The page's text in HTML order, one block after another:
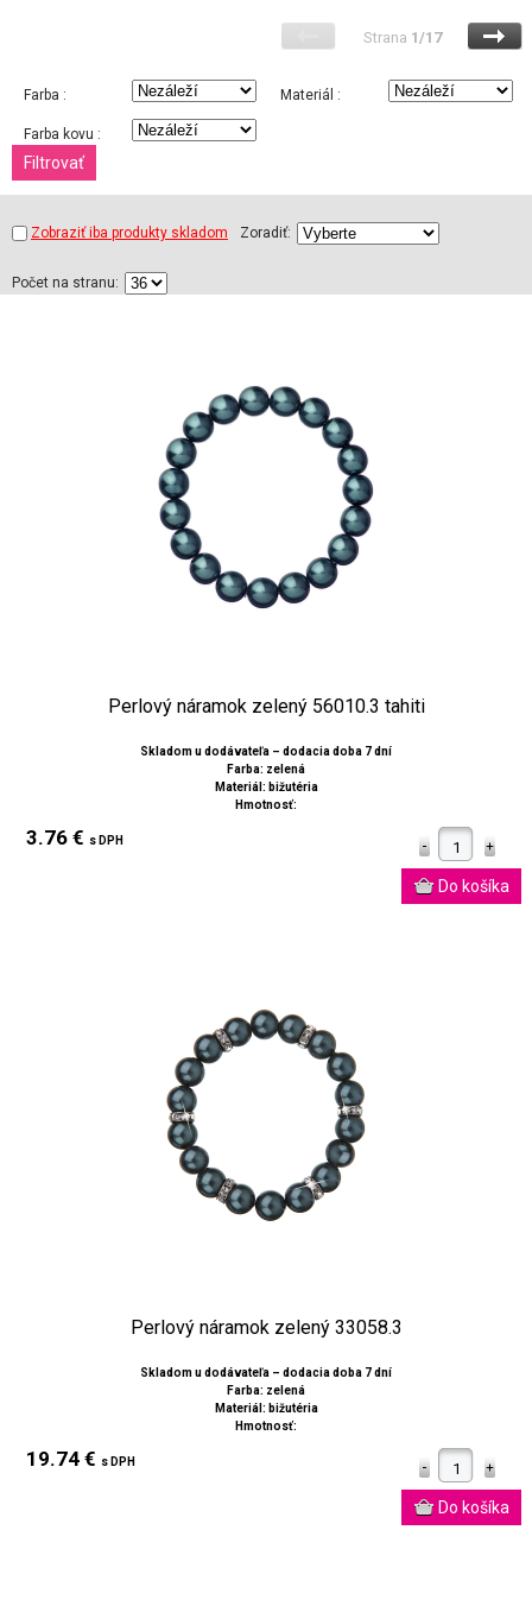
Strana 1/17
Farba : Materiál :
Farba kovu :
Zobraziť iba produkty skladom Zoradiť:
Počet na stranu:
Perlový náramok zelený 56010.3 tahiti
Skladom u dodávateľa – dodacia doba 7 dní
Farba: zelená
Materiál: bižutéria
Hmotnosť:
3.76 € s DPH
Perlový náramok zelený 33058.3
Skladom u dodávateľa – dodacia doba 7 dní
Farba: zelená
Materiál: bižutéria
Hmotnosť:
19.74 € s DPH